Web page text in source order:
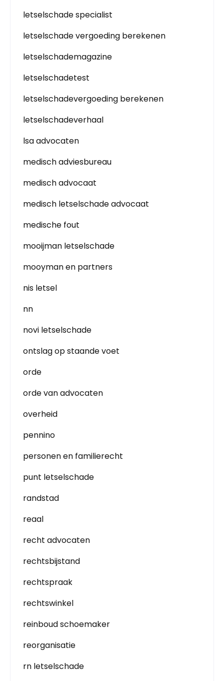
letselschade specialist
letselschade vergoeding berekenen
letselschademagazine
letselschadetest
letselschadevergoeding berekenen
letselschadeverhaal
lsa advocaten
medisch adviesbureau
medisch advocaat
medisch letselschade advocaat
medische fout
mooijman letselschade
mooyman en partners
nis letsel
nn
novi letselschade
ontslag op staande voet
orde
orde van advocaten
overheid
pennino
personen en familierecht
punt letselschade
randstad
reaal
recht advocaten
rechtsbijstand
rechtspraak
rechtswinkel
reinboud schoemaker
reorganisatie
rn letselschade